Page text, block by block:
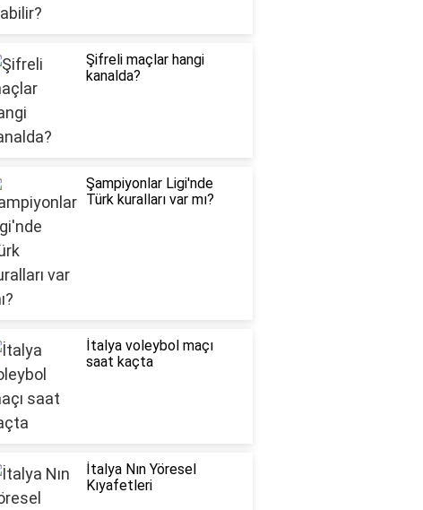
Şifreli maçlar hangi
kanalda?
Şampiyonlar Ligi'nde
Türk kuralları var mı?
İtalya voleybol maçı
saat kaçta
İtalya Nın Yöresel
Kıyafetleri